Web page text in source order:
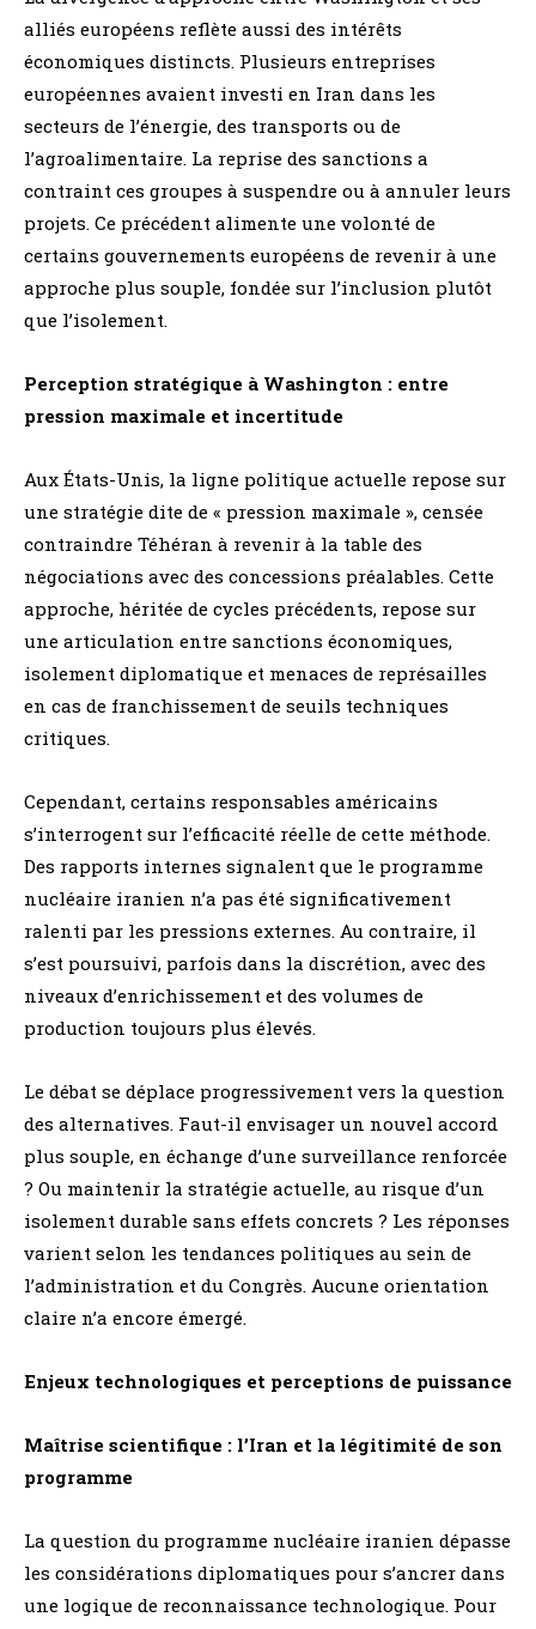
alliés européens reflète aussi des intérêts
économiques distincts. Plusieurs entreprises
européennes avaient investi en Iran dans les
secteurs de l’énergie, des transports ou de
l’agroalimentaire. La reprise des sanctions a
contraint ces groupes à suspendre ou à annuler leurs
projets. Ce précédent alimente une volonté de
certains gouvernements européens de revenir à une
approche plus souple, fondée sur l’inclusion plutôt
que l’isolement.
Perception stratégique à Washington : entre
pression maximale et incertitude
Aux États-Unis, la ligne politique actuelle repose sur
une stratégie dite de « pression maximale », censée
contraindre Téhéran à revenir à la table des
négociations avec des concessions préalables. Cette
approche, héritée de cycles précédents, repose sur
une articulation entre sanctions économiques,
isolement diplomatique et menaces de représailles
en cas de franchissement de seuils techniques
critiques.
Cependant, certains responsables américains
s’interrogent sur l’efficacité réelle de cette méthode.
Des rapports internes signalent que le programme
nucléaire iranien n’a pas été significativement
ralenti par les pressions externes. Au contraire, il
s’est poursuivi, parfois dans la discrétion, avec des
niveaux d’enrichissement et des volumes de
production toujours plus élevés.
Le débat se déplace progressivement vers la question
des alternatives. Faut-il envisager un nouvel accord
plus souple, en échange d’une surveillance renforcée
? Ou maintenir la stratégie actuelle, au risque d’un
isolement durable sans effets concrets ? Les réponses
varient selon les tendances politiques au sein de
l’administration et du Congrès. Aucune orientation
claire n’a encore émergé.
Enjeux technologiques et perceptions de puissance
Maîtrise scientifique : l’Iran et la légitimité de son
programme
La question du programme nucléaire iranien dépasse
les considérations diplomatiques pour s’ancrer dans
une logique de reconnaissance technologique. Pour